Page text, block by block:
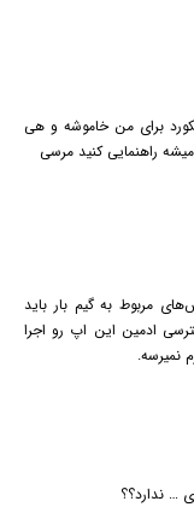
برای من خاموشه و هی
مربوط به گیم بار باید
ادمین این اپ رو اجرا
نمیرسه.
… ندارد؟؟